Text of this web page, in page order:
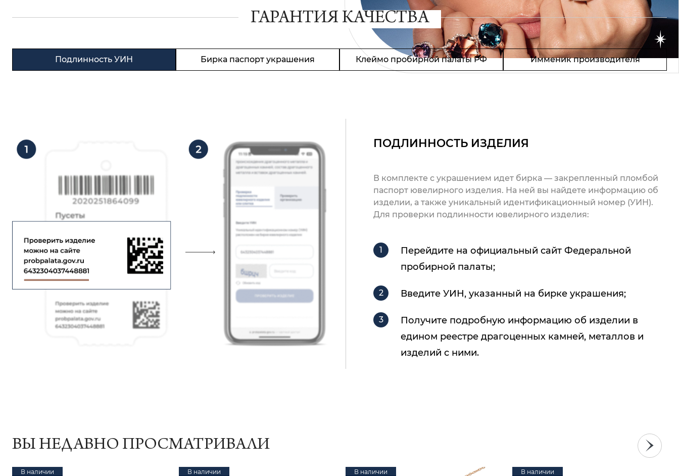
ГАРАНТИЯ КАЧЕСТВА
Подлинность УИН Бирка паспорт украшения Клеймо пробирной палаты РФ Имменик производителя
ПОДЛИННОСТЬ ИЗДЕЛИЯ
В комплекте с украшением идет бирка — закрепленный пломбой
паспорт ювелирного изделия. На ней вы найдете информацию об
изделии, а также уникальный идентификационный номер (УИН).
Для проверки подлинности ювелирного изделия:
Перейдите на официальный сайт Федеральной
пробирной палаты;
Введите УИН, указанный на бирке украшения;
Получите подробную информацию об изделии в
едином реестре драгоценных камней, металлов и
изделий с ними.
ВЫ НЕДАВНО ПРОСМАТРИВАЛИ
В наличии В наличии В наличии В наличии